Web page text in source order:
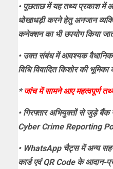
• पूछताछ में यह तथ्य प्रकाश में
धोखाधड़ी करने हेतु अनजान
कनेक्शन का भी उपयोग किया
• उक्त संबंध में आवश्यक वैधानिक
विधि विवादित किशोर की
*जांच में सामने आए महत्वपूर्ण
• गिरफ्तार अभियुक्तों से जुड़े
Cyber Crime Reporting
• WhatsApp चैट्स में अन्य
कार्ड एवं QR Code के आदान-